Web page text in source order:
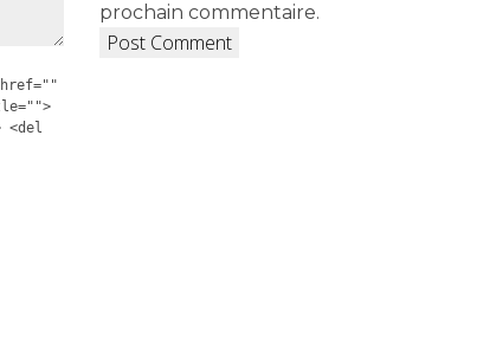
<del
prochain commentaire.